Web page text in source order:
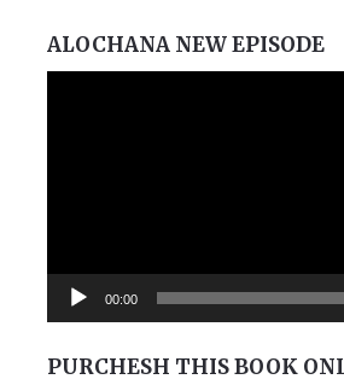
ALOCHANA NEW EPISODE
00:00
PURCHESH THIS BOOK